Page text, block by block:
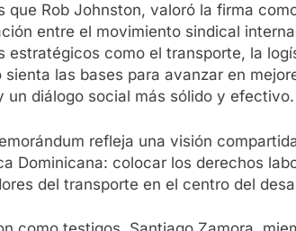
que Rob Johnston, valoró la firma
entre el movimiento sindical
estratégicos como el transporte, la
sienta las bases para avanzar en
un diálogo social más sólido y efectivo.
refleja una visión
Dominicana: colocar los derechos
del transporte en el centro del